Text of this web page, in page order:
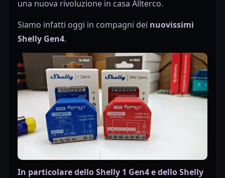
una nuova rivoluzione in casa Allterco.
Siamo infatti oggi in compagni dei nuovissimi
Shelly Gen4.
In particolare dello Shelly 1 Gen4 e dello Shelly